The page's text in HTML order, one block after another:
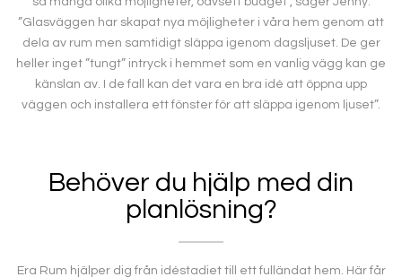
”Glasväggen har skapat nya möjligheter i våra hem genom att
dela av rum men samtidigt släppa igenom dagsljuset. De ger
heller inget ”tungt” intryck i hemmet som en vanlig vägg kan ge
känslan av. I de fall kan det vara en bra idé att öppna upp
väggen och installera ett fönster för att släppa igenom ljuset”.
Behöver du hjälp med din
planlösning?
Era Rum hjälper dig från idéstadiet till ett fulländat hem. Här får